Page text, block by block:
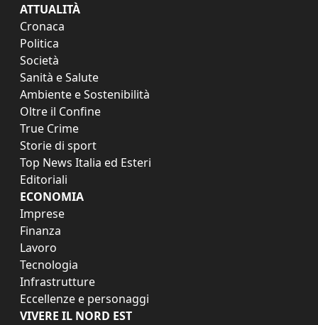
ATTUALITÀ
Cronaca
Politica
Società
Sanità e Salute
Ambiente e Sostenibilità
Oltre il Confine
True Crime
Storie di sport
Top News Italia ed Esteri
Editoriali
ECONOMIA
Imprese
Finanza
Lavoro
Tecnologia
Infrastrutture
Eccellenze e personaggi
VIVERE IL NORD EST